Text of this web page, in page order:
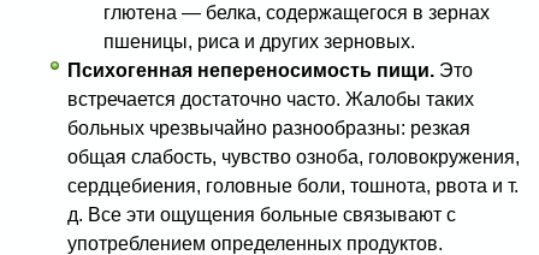
глютена — белка, содержащегося в зернах
пшеницы, риса и других зерновых.
Психогенная непереносимость пищи. Это
встречается до­статочно часто. Жалобы таких
больных чрезвычайно разнообразны: резкая
общая слабость, чувство озноба, головокружения,
сердцебиения, головные боли, тошнота, рвота и т.
д. Все эти ощущения больные связывают с
употреблением определенных продуктов.